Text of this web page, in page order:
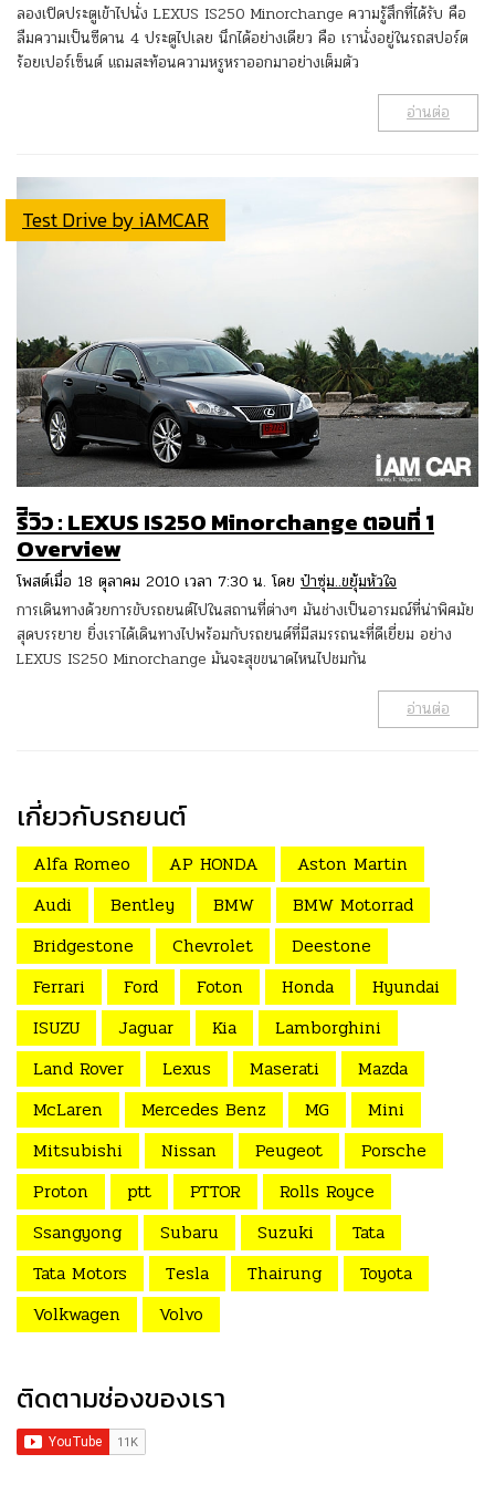
ลองเปิดประตูเข้าไปนั่ง LEXUS IS250 Minorchange ความรู้สึกที่ได้รับ คือ
ลืมความเป็นซีดาน 4 ประตูไปเลย นึกได้อย่างเดียว คือ เรานั่งอยู่ในรถสปอร์ต
ร้อยเปอร์เซ็นต์ แถมสะท้อนความหรูหราออกมาอย่างเต็มตัว
อ่านต่อ
Test Drive by iAMCAR
รีิวิว : LEXUS IS250 Minorchange ตอนที่ 1
Overview
โพสต์เมื่อ 18 ตุลาคม 2010 เวลา 7:30 น. โดย ป๋าซุ่ม..ขยุ้มหัวใจ
การเดินทางด้วยการขับรถยนต์ไปในสถานที่ต่างๆ มันช่างเป็นอารมณ์ที่น่าพิศมัย
สุดบรรยาย ยิ่งเราได้เดินทางไปพร้อมกับรถยนต์ที่มีสมรรถนะที่ดีเยี่ยม อย่าง
LEXUS IS250 Minorchange มันจะสุขขนาดไหนไปชมกัน
อ่านต่อ
เกี่ยวกับรถยนต์
Alfa Romeo AP HONDA
Aston Martin
Audi
Bentley BMW
BMW Motorrad
Bridgestone
Chevrolet
Deestone
Ferrari
Ford Foton Honda
Hyundai
ISUZU
Jaguar Kia
Lamborghini
Land Rover
Lexus Maserati
Mazda
McLaren
Mercedes Benz MG
Mini
Mitsubishi
Nissan Peugeot
Porsche
Proton
ptt PTTOR
Rolls Royce
Ssangyong
Subaru Suzuki
Tata
Tata Motors
Tesla Thairung
Toyota
Volkwagen
Volvo
ติดตามช่องของเรา